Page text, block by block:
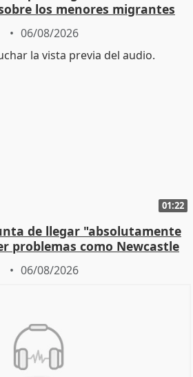
los menores migrantes
06/08/2026
01:22
de llegar "absolutamente
problemas como Newcastle
06/08/2026